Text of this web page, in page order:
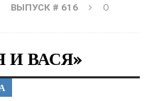
ВЫПУСК # 616
О
И ВАСЯ»